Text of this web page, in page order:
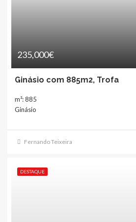
235,000€
Ginásio com 885m2, Trofa
m²: 885
Ginásio
Fernando Teixeira
DESTAQUE